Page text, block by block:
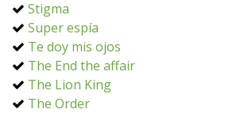
Stigma
Super espía
Te doy mis ojos
The End the affair
The Lion King
The Order